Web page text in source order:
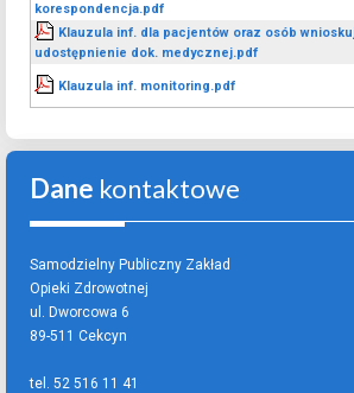
korespondencja.pdf
Klauzula inf. dla pacjentów oraz osób
udostępnienie dok. medycznej.pdf
Klauzula inf. monitoring.pdf
Dane kontaktowe
Samodzielny Publiczny Zakład
Opieki Zdrowotnej
ul. Dworcowa 6
89-511 Cekcyn
tel. 52 516 11 41